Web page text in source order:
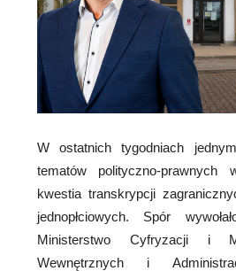
W ostatnich tygodniach
tematów polityczno-
kwestia transkrypcji
jednopłciowych. Spór
Ministerstwo Cyfryzacji i
Wewnętrznych i